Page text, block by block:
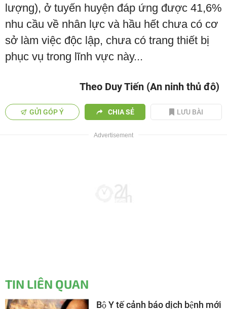
lượng), ở tuyến huyện đáp ứng được 41,6%
nhu cầu về nhân lực và hầu hết chưa có cơ
sở làm việc độc lập, chưa có trang thiết bị
phục vụ trong lĩnh vực này...
Theo Duy Tiến (An ninh thủ đô)
GỬI GÓP Ý CHIA SẺ LƯU BÀI
TIN LIÊN QUAN
Bộ Y tế cảnh báo dịch bệnh mới